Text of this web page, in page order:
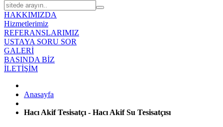
HAKKIMIZDA
Hizmetlerimiz
REFERANSLARIMIZ
USTAYA SORU SOR
GALERİ
BASINDA BİZ
İLETİŞİM
Anasayfa
Hacı Akif Tesisatçı - Hacı Akif Su Tesisatçısı